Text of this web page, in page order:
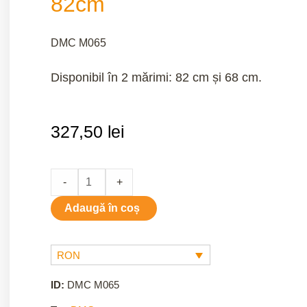
DMC M065
Disponibil în 2 mărimi: 82 cm și 68 cm.
327,50 lei
cadru
de
82cm
- +
Adaugă în coș
RON
ID: DMC M065